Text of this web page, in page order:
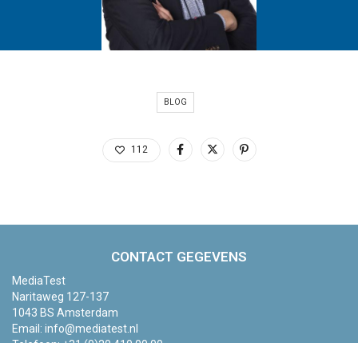
BLOG
112
CONTACT GEGEVENS
MediaTest
Naritaweg 127-137
1043 BS Amsterdam
Email: info@mediatest.nl